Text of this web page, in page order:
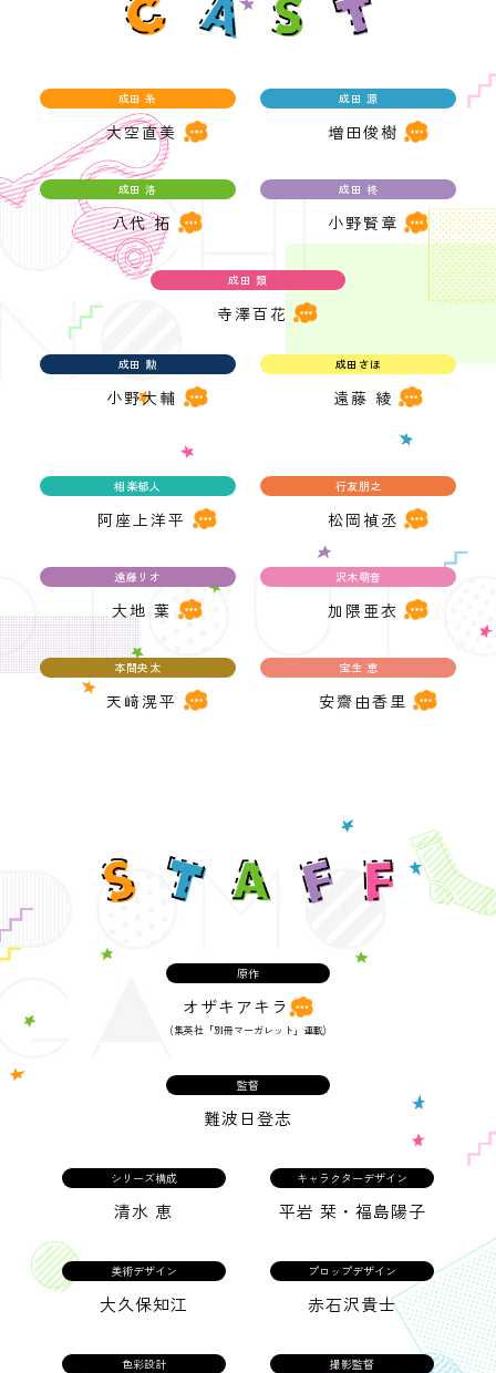
成田 糸
大空直美
成田 源
増田俊樹
成田 洛
八代 拓
成田 柊
小野賢章
成田 類
寺澤百花
成田 勲
小野大輔
成田さほ
遠藤 綾
相楽郁人
阿座上洋平
行友朋之
松岡禎丞
遠藤リオ
大地 葉
沢木萌音
加隈亜衣
本間央太
天﨑滉平
宝生 恵
安齋由香里
原作
オザキアキラ
(集英社「別冊マーガレット」連載)
監督
難波日登志
シリーズ構成
清水 恵
キャラクターデザイン
平岩 栞・福島陽子
美術デザイン
大久保知江
プロップデザイン
赤石沢貴士
色彩設計 撮影監督